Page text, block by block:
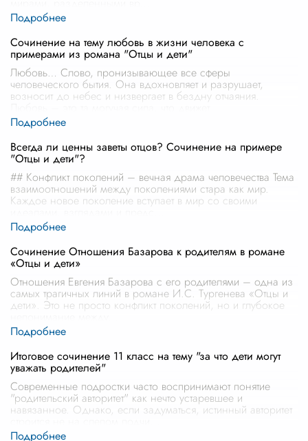
Сочинение на тему любовь в жизни человека с
примерами из романа "Отцы и дети"
Любовь… Слово, пронизывающее все сферы
человеческого бытия. Она вдохновляет и разрушает,
возносит до небес и низвергает в бездну отчаяния.
Всегда ли ценны заветы отцов? Сочинение на примере
"Отцы и дети"?
## Конфликт поколений – вечная драма человечества Тема
взаимоотношений между поколениями стара как мир.
Каждое новое поколение вступает в мир со своими
Сочинение Отношения Базарова к родителям в романе
«Отцы и дети»
Отношения Евгения Базарова с его родителями – одна из
самых трагичных линий в романе И.С. Тургенева «Отцы и
дети». Это не просто конфликт поколений, но и глубокое
Итоговое сочинение 11 класс на тему "за что дети могут
уважать родителей"
Современные подростки часто воспринимают понятие
"родительский авторитет" как нечто устаревшее и
навязанное. Однако, если задуматься, истинный авторитет